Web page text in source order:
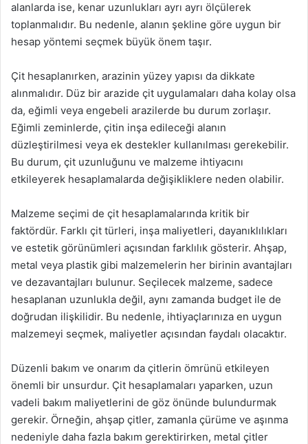
alanlarda ise, kenar uzunlukları ayrı ayrı ölçülerek
toplanmalıdır. Bu nedenle, alanın şekline göre uygun bir
hesap yöntemi seçmek büyük önem taşır.
Çit hesaplanırken, arazinin yüzey yapısı da dikkate
alınmalıdır. Düz bir arazide çit uygulamaları daha kolay olsa
da, eğimli veya engebeli arazilerde bu durum zorlaşır.
Eğimli zeminlerde, çitin inşa edileceği alanın
düzleştirilmesi veya ek destekler kullanılması gerekebilir.
Bu durum, çit uzunluğunu ve malzeme ihtiyacını
etkileyerek hesaplamalarda değişikliklere neden olabilir.
Malzeme seçimi de çit hesaplamalarında kritik bir
faktördür. Farklı çit türleri, inşa maliyetleri, dayanıklılıkları
ve estetik görünümleri açısından farklılık gösterir. Ahşap,
metal veya plastik gibi malzemelerin her birinin avantajları
ve dezavantajları bulunur. Seçilecek malzeme, sadece
hesaplanan uzunlukla değil, aynı zamanda budget ile de
doğrudan ilişkilidir. Bu nedenle, ihtiyaçlarınıza en uygun
malzemeyi seçmek, maliyetler açısından faydalı olacaktır.
Düzenli bakım ve onarım da çitlerin ömrünü etkileyen
önemli bir unsurdur. Çit hesaplamaları yaparken, uzun
vadeli bakım maliyetlerini de göz önünde bulundurmak
gerekir. Örneğin, ahşap çitler, zamanla çürüme ve aşınma
nedeniyle daha fazla bakım gerektirirken, metal çitler